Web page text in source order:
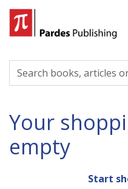
Your
empty
Start